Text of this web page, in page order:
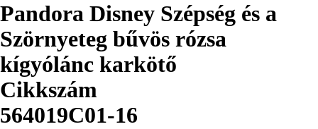
Pandora Disney Szépség és a
Szörnyeteg bűvös rózsa
kígyólánc karkötő
Cikkszám
564019C01-16